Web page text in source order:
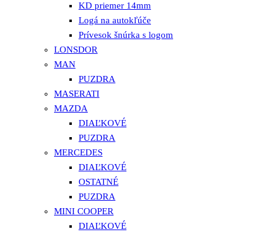
KD priemer 14mm
Logá na autokľúče
Prívesok šnúrka s logom
LONSDOR
MAN
PUZDRA
MASERATI
MAZDA
DIAĽKOVÉ
PUZDRA
MERCEDES
DIAĽKOVÉ
OSTATNÉ
PUZDRA
MINI COOPER
DIAĽKOVÉ